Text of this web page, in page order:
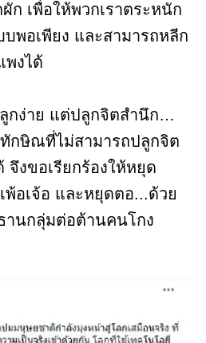
ก เพื่อให้พวกเราตระหนัก
บพอเพียง และสามารถหลีก
พงได้
กง่าย แต่ปลูกจิตสำนึก…
กษิณที่ไม่สามารถปลูกจิต
จึงขอเรียกร้องให้หยุด
พ้อเจ้อ และหยุดตอ...ด้วย
านกลุ่มต่อต้านคนโกง